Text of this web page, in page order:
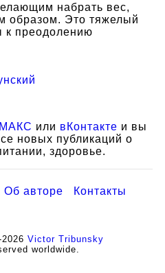
набрать вес,
образом. Это тяжелый
к преодолению
МАКС или вКонтакте и вы
новых публикаций о
здоровье.
Об авторе Контакты
Victor Tribunsky
worldwide.